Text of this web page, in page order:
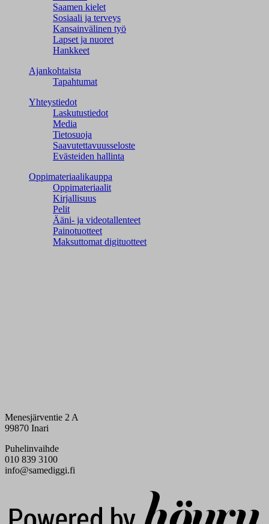
Saamen kielet
Sosiaali ja terveys
Kansainvälinen työ
Lapset ja nuoret
Hankkeet
Ajankohtaista
Tapahtumat
Yhteystiedot
Laskutustiedot
Media
Tietosuoja
Saavutettavuusseloste
Evästeiden hallinta
Oppimateriaalikauppa
Oppimateriaalit
Kirjallisuus
Pelit
Ääni- ja videotallenteet
Painotuotteet
Maksuttomat digituotteet
Menesjärventie 2 A
99870 Inari
Puhelinvaihde
010 839 3100
info@samediggi.fi